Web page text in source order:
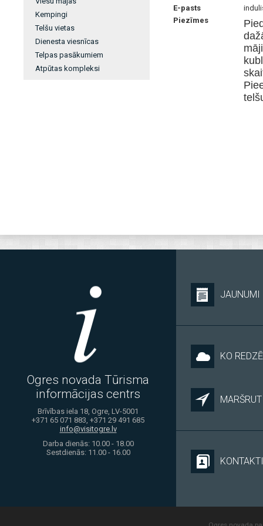
Kempingi
Telšu vietas
Dienesta viesnīcas
Telpas pasākumiem
Atpūtas kompleksi
E-pasts
Piezīmes
Ogres novada Tūrisma
informācijas centrs
Brīvības iela 18, Ogre, LV-5001
+371 65 071 883, +371 29 491 685
info@visitogre.lv
Darba dienās: 10.00 - 18.00
Sestdienās: 11.00 - 16.00
JAUNUMI
KO
KONTAKTI